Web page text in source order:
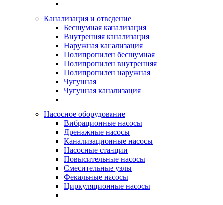
Канализация и отведение
Бесшумная канализация
Внутренняя канализация
Наружная канализация
Полипропилен бесшумная
Полипропилен внутренняя
Полипропилен наружная
Чугунная
Чугунная канализация
Насосное оборудование
Вибрационные насосы
Дренажные насосы
Канализационные насосы
Насосные станции
Повысительные насосы
Смесительные узлы
Фекальные насосы
Циркуляционные насосы